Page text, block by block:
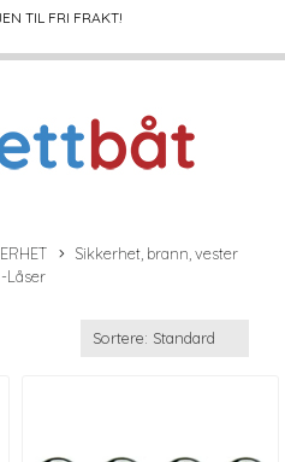
TIL FRI FRAKT!
Sikkerhet, brann, vester
-Låser